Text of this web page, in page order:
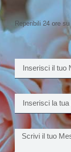
Reperibili 24 ore